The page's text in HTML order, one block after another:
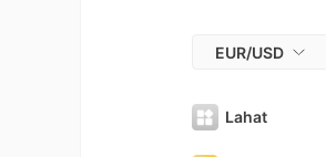
EUR/USD
Lahat